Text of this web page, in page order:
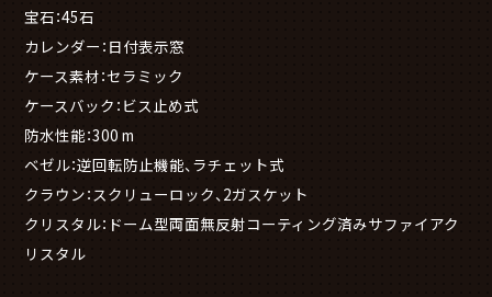
宝石：45石
カレンダー：日付表示窓
ケース素材：セラミック
ケースバック：ビス止め式
防水性能：300 m
ベゼル：逆回転防止機能、ラチェット式
クラウン：スクリューロック、2ガスケット
クリスタル：ドーム型両面無反射コーティング済みサファイアク
リスタル